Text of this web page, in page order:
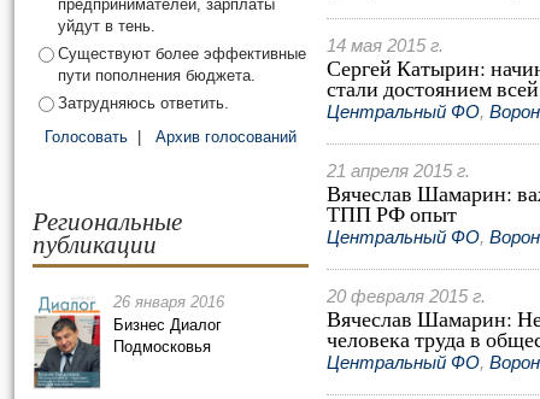
предпринимателей, зарплаты
уйдут в тень.
Существуют более эффективные
пути пополнения бюджета.
Затрудняюсь ответить.
Голосовать
Архив голосований
Региональные
публикации
26 января 2016
Бизнес Диалог
Подмосковья
14 мая 2015 г.
Сергей Катырин:
стали достоянием
Центральный ФО,
21 апреля 2015 г.
Вячеслав Шамарин:
ТПП РФ опыт
Центральный ФО,
20 февраля 2015 г.
Вячеслав Шамарин:
человека труда в
Центральный ФО,